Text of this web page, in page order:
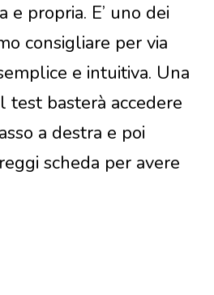
e propria. E’ uno dei
consigliare per via
e intuitiva. Una
test basterà accedere
a destra e poi
scheda per avere